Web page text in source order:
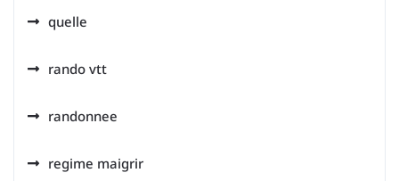
quelle
rando vtt
randonnee
regime maigrir